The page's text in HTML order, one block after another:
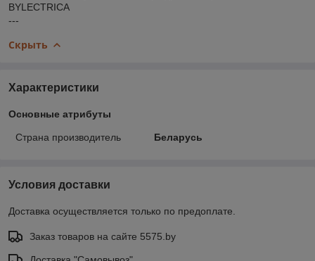
BYLECTRICA
---
Скрыть
Характеристики
Основные атрибуты
Страна производитель Беларусь
Условия доставки
Доставка осуществляется только по предоплате.
Заказ товаров на сайте 5575.by